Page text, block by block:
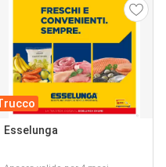
Esselunga